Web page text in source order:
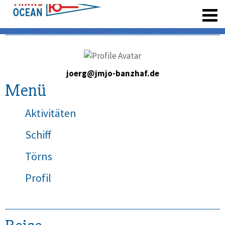
joerg@jmjo-banzhaf.de
Menü
Aktivitäten
Schiff
Törns
Profil